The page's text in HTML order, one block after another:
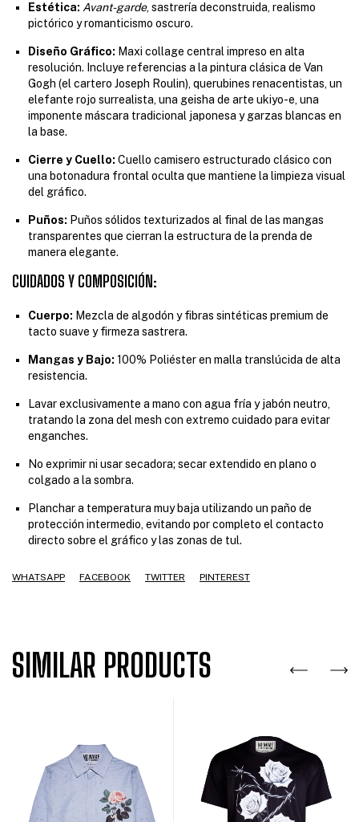
Estética: Avant-garde, sastrería deconstruida, realismo
pictórico y romanticismo oscuro.
Diseño Gráfico: Maxi collage central impreso en alta
resolución. Incluye referencias a la pintura clásica de Van
Gogh (el cartero Joseph Roulin), querubines renacentistas, un
elefante rojo surrealista, una geisha de arte ukiyo-e, una
imponente máscara tradicional japonesa y garzas blancas en
la base.
Cierre y Cuello: Cuello camisero estructurado clásico con
una botonadura frontal oculta que mantiene la limpieza visual
del gráfico.
Puños: Puños sólidos texturizados al final de las mangas
transparentes que cierran la estructura de la prenda de
manera elegante.
CUIDADOS Y COMPOSICIÓN:
Cuerpo: Mezcla de algodón y fibras sintéticas premium de
tacto suave y firmeza sastrera.
Mangas y Bajo: 100% Poliéster en malla translúcida de alta
resistencia.
Lavar exclusivamente a mano con agua fría y jabón neutro,
tratando la zona del mesh con extremo cuidado para evitar
enganches.
No exprimir ni usar secadora; secar extendido en plano o
colgado a la sombra.
Planchar a temperatura muy baja utilizando un paño de
protección intermedio, evitando por completo el contacto
directo sobre el gráfico y las zonas de tul.
WHATSAPP FACEBOOK TWITTER PINTEREST
SIMILAR PRODUCTS